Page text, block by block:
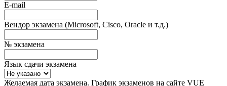
E-mail
Вендор экзамена (Microsoft, Cisco, Oracle и т.д.)
№ экзамена
Язык сдачи экзамена
Желаемая дата экзамена. График экзаменов на сайте VUE